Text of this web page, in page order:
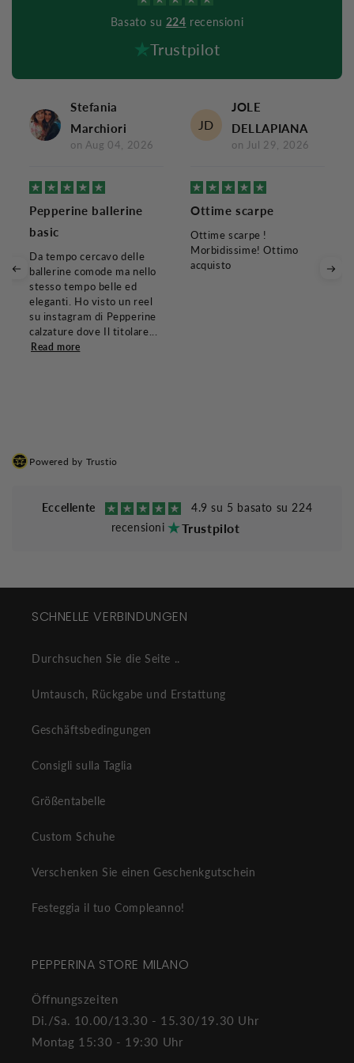
Basato su 224 recensioni
Trustpilot
Stefania
Marchiori
on Aug 04, 2026
Pepperine ballerine
basic
Da tempo cercavo delle
ballerine comode ma nello
stesso tempo belle ed
eleganti. Ho visto un reel
su instagram di Pepperine
calzature dove Il titolare...
Read more
JD
JOLE
DELLAPIANA
on Jul 29, 2026
Ottime scarpe
Ottime scarpe !
Morbidissime! Ottimo
acquisto
Powered by Trustio
Eccellente
4.9 su 5 basato su 224
recensioni
Trustpilot
SCHNELLE VERBINDUNGEN
Durchsuchen Sie die Seite ..
Umtausch, Rückgabe und Erstattung
Geschäftsbedingungen
Consigli sulla Taglia
Größentabelle
Custom Schuhe
Verschenken Sie einen Geschenkgutschein
Festeggia il tuo Compleanno!
PEPPERINA STORE MILANO
Öffnungszeiten
Di./Sa. 10.00/13.30 - 15.30/19.30 Uhr
Montag 15:30 - 19:30 Uhr